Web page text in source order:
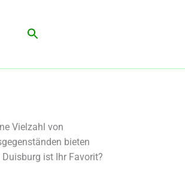
Vielzahl von
bieten
ist Ihr Favorit?